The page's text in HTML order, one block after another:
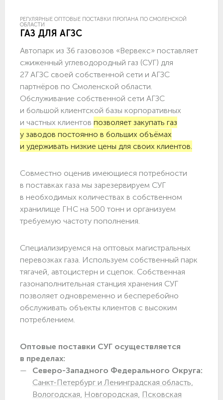
РЕГУЛЯРНЫЕ ОПТОВЫЕ ПОСТАВКИ ПРОПАНА ПО СМОЛЕНСКОЙ
ОБЛАСТИ
ГАЗ ДЛЯ АГЗС
Автопарк из 36 газовозов «Вервекс» поставляет
сжиженный углеводородный газ (СУГ) для
27 АГЗС своей собственной сети и АГЗС
партнёров по Смоленской области.
Обслуживание собственной сети АГЗС
и большой клиентской базы корпоративных
и частных клиентов позволяет закупать газ
у заводов постоянно в больших объёмах
и удерживать низкие цены для своих клиентов.
Совместно оценив имеющиеся потребности
в поставках газа мы зарезервируем СУГ
в необходимых количествах в собственном
хранилище ГНС на 500 тонн и организуем
требуемую частоту пополнения.
Специализируемся на оптовых магистральных
перевозках газа. Используем собственный парк
тягачей, автоцистерн и сцепок. Собственная
газонаполнительная станция хранения СУГ
позволяет одновременно и бесперебойно
обслуживать объекты клиентов с высоким
потреблением.
Оптовые поставки СУГ осуществляется
в пределах:
Северо-Западного Федерального Округа:
Санкт-Петербург и Ленинградская область,
Вологодская, Новгородская, Псковская